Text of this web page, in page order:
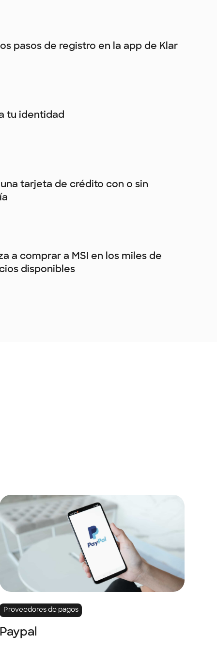
pasos de registro en la app de Klar
tu identidad
tarjeta de crédito con o sin
a comprar a MSI en los miles de
disponibles
Proveedores de pagos
Paypal